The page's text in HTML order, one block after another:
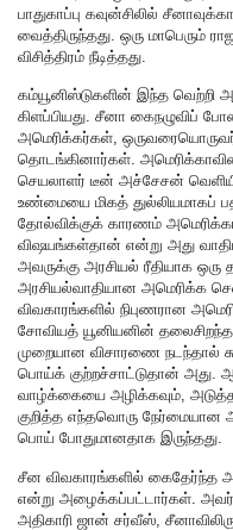
பாதுகாப்பு கவுன்சிலில்
வைத்திருந்தது. ஒரு மாபெரும்
விசித்திரம் நீடித்தது.
கம்யூனிஸ்டுகளின் இந்த வெற்றி
கிளப்பியது. சீனா கைநழுவிப்
அமெரிக்கர்கள்,
தொடங்கினார்கள்.
செயலாளர் டீன் அச்சேசன்
உண்மையை மிகத் துல்லியமாகப்
தோல்விக்குக் காரணம்
விஷயங்கள்தான் என்று அது
அவருக்கு அரசியல் ரீதியாக ஒரு
அரசியல்வாதியான அமெரிக்க
விவகாரங்களில் நிபுணரான
சோவியத் யூனியனின் தலைசிறந்த
முறையான விசாரணை நடந்தால்
பொய்க் குற்றச்சாட்டுதான் அது.
வாழ்க்கையை அழிக்கவும்,
குறித்த எந்தவொரு நேர்மையான
பொய் போதுமானதாக இருந்தது.
சீன விவகாரங்களில் கைதேர்ந்த
என்று அழைக்கப்பட்டார்கள்.
அதிகாரி ஜான் சர்வீஸ்,